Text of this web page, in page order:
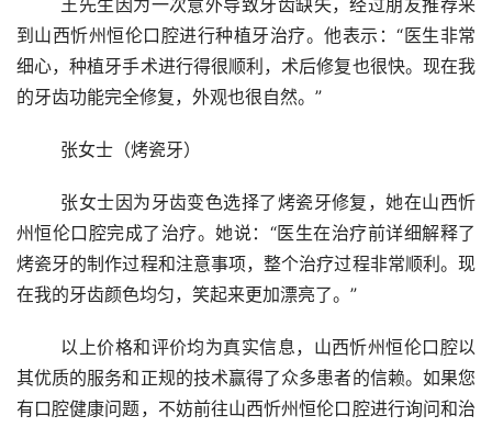
到山西忻州恒伦口腔进行种植牙治疗。他表示：“医生非常
细心，种植牙手术进行得很顺利，术后修复也很快。现在我
的牙齿功能完全修复，外观也很自然。”
	张女士（烤瓷牙）
州恒伦口腔完成了治疗。她说：“医生在治疗前详细解释了
烤瓷牙的制作过程和注意事项，整个治疗过程非常顺利。现
在我的牙齿颜色均匀，笑起来更加漂亮了。”
其优质的服务和正规的技术赢得了众多患者的信赖。如果您
有口腔健康问题，不妨前往山西忻州恒伦口腔进行询问和治